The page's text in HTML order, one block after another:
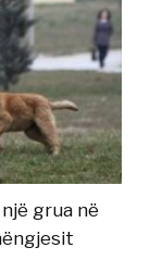
grua në